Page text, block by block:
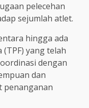
pelecehan
sejumlah atlet.
hingga ada
yang telah
dengan
dan
penanganan